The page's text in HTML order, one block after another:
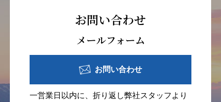
お問い合わせ
メールフォーム
お問い合わせ
一営業日以内に、折り返し弊社スタッフより